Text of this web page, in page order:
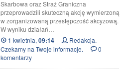
Skarbowa oraz Straż Graniczna
przeprowadzili skuteczną akcję wymierzoną
w zorganizowaną przestępczość akcyzową.
W wyniku działań…
1 kwietnia, 09:14
Redakcja.
Czekamy na Twoje informacje.
0
komentarzy